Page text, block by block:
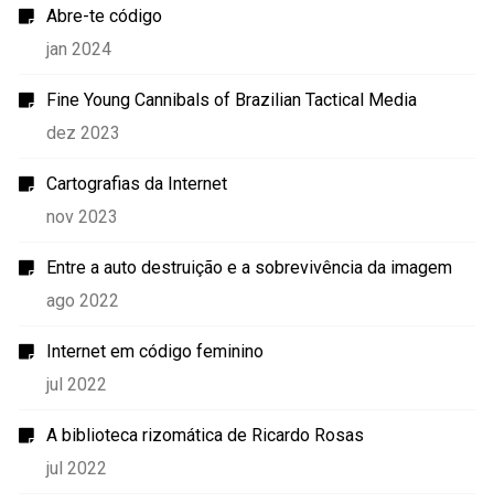
Abre-te código
jan 2024
Fine Young Cannibals of Brazilian Tactical Media
dez 2023
Cartografias da Internet
nov 2023
Entre a auto destruição e a sobrevivência da imagem
ago 2022
Internet em código feminino
jul 2022
A biblioteca rizomática de Ricardo Rosas
jul 2022